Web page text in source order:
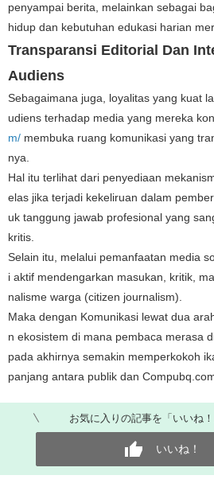
penyampai berita, melainkan sebagai
hidup dan kebutuhan edukasi harian
Transparansi Editorial Dan
Audiens
Sebagaimana juga, loyalitas yang kuat
udiens terhadap media yang mereka
m/ membuka ruang komunikasi yang
nya.
Hal itu terlihat dari penyediaan
elas jika terjadi kekeliruan dalam
uk tanggung jawab profesional yang
kritis.
Selain itu, melalui pemanfaatan media
i aktif mendengarkan masukan, kritik,
nalisme warga (citizen journalism).
Maka dengan Komunikasi lewat dua
n ekosistem di mana pembaca merasa
pada akhirnya semakin memperkokoh
panjang antara publik dan
お気に入りの記事を「いいね
いいね！